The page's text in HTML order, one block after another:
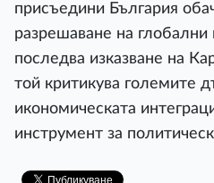
присъедини България
разрешаване на
последва изказване на
той критикува големите
икономическата
инструмент за